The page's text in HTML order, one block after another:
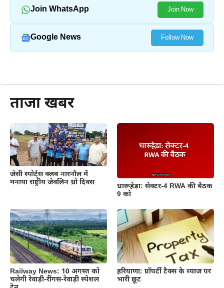
Join WhatsApp Join Now
Google News Follow Now
ताजा खबर
जेसी स्पोर्ट्स क्लब नारनौल में
मनाया राष्ट्रीय जेवलिन थ्रो दिवस
धारूहेड़ा: सेक्टर-4 RWA की बैठक
9 को
Railway News: 10 अगस्त को
चलेगी रेवाड़ी-रींगस-रेवाड़ी स्पेशल
हरियाणा: प्रॉपर्टी टैक्स के ब्याज पर
भारी छूट